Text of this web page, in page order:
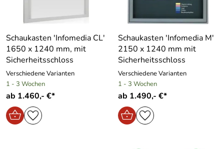
Schaukasten ′Infomedia CL′
1650 x 1240 mm, mit
Sicherheitsschloss
Verschiedene Varianten
1 - 3 Wochen
ab 1.460,- €*
Schaukasten ′Infomedia M′
2150 x 1240 mm mit
Sicherheitsschloss
Verschiedene Varianten
1 - 3 Wochen
ab 1.490,- €*